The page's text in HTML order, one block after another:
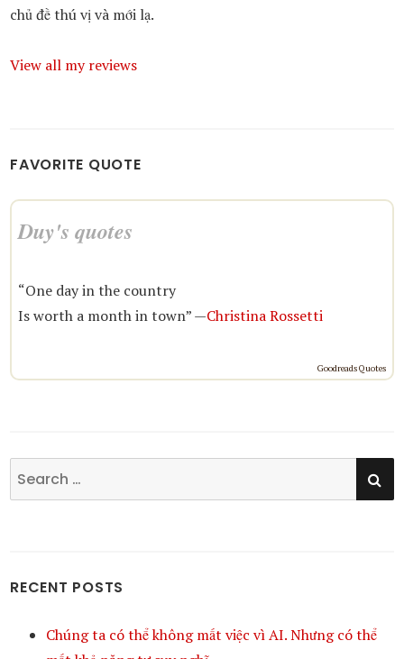
chủ đề thú vị và mới lạ.
View all my reviews
FAVORITE QUOTE
Duy's quotes
“One day in the country
Is worth a month in town” —Christina Rossetti
Goodreads Quotes
Search
for:
RECENT POSTS
Chúng ta có thể không mất việc vì AI. Nhưng có thể